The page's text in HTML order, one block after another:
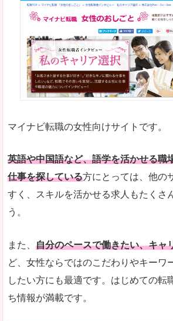
転職Q＆Aやノウハウが豊
悪いところ
求人の掲載数が少ないです
TOPページからこだわり
はじめての転職や、転職
自分でうまく仕事を探せ
人気度 「エン転職」全体として
多少検索しづらいのです
「エン転職ウーマン」で「
マイナビ転職の女性向けサイトです。
英語や中国語など、語学を活かせる職
仕事を探している方にとっては、他の
すく、スキルを活かせる求人もたくさ
う。
また、 自分のペースで働きたい、キャ
ど、女性ならではのこだわりやキーワ
したい方にも最適です。はじめての転
ち情報が満載です。